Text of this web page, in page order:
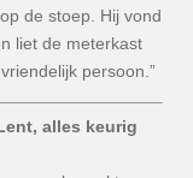
de stoep. Hij vond
liet de meterkast
persoon.”
Lent, alles keurig